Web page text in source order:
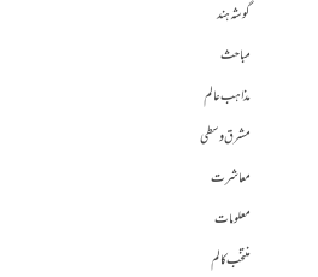
گوشہ ہند
مباحث
مذاہب عالم
مشرق وسطی
معاشرت
معلومات
منتخب کالم